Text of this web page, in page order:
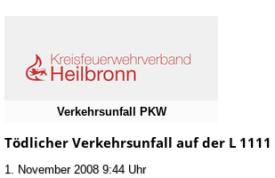
Verkehrsunfall PKW
Tödlicher Verkehrsunfall auf der L 1111
1. November 2008 9:44 Uhr